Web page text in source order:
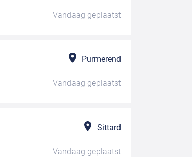
Vandaag geplaatst
Purmerend
Vandaag geplaatst
Sittard
Vandaag geplaatst